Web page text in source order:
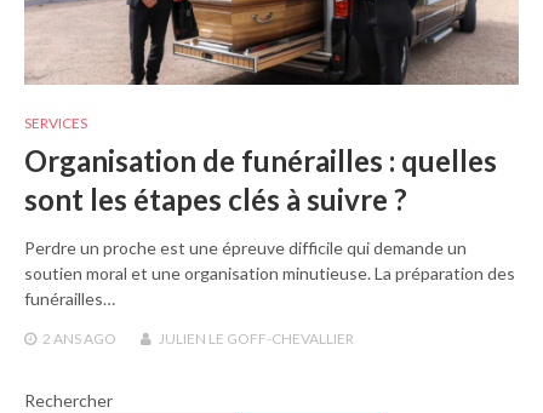
SERVICES
Organisation de funérailles : quelles
sont les étapes clés à suivre ?
Perdre un proche est une épreuve difficile qui demande un
soutien moral et une organisation minutieuse. La préparation des
funérailles…
2 ANSAGO JULIEN LE GOFF-CHEVALLIER
Rechercher